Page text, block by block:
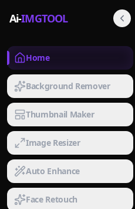
Ai-IMGTOOL
Home
Background Remover
Thumbnail Maker
Image Resizer
Auto Enhance
Face Retouch